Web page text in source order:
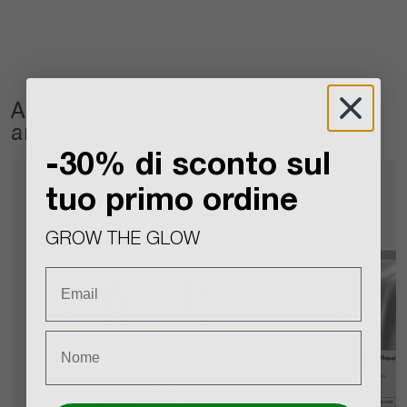
Altri clienti hanno acquistato
anche
-30% di sconto sul
tuo primo ordine
GROW THE GLOW